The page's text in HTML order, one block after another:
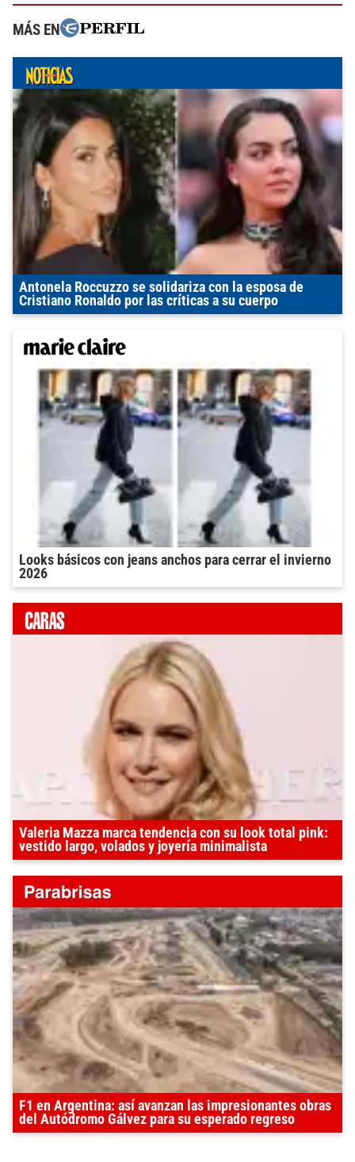
MÁS EN
Antonela Roccuzzo se solidariza con la esposa de
Cristiano Ronaldo por las críticas a su cuerpo
Looks básicos con jeans anchos para cerrar el invierno
2026
Valeria Mazza marca tendencia con su look total pink:
vestido largo, volados y joyería minimalista
F1 en Argentina: así avanzan las impresionantes obras
del Autódromo Gálvez para su esperado regreso